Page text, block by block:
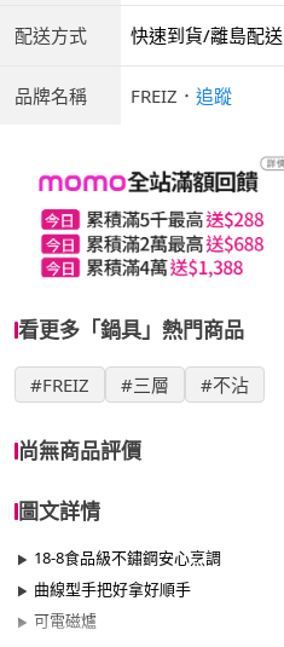
配送方式 快速到貨/離島配送
品牌名稱 FREIZ ． 追蹤
看更多「鍋具」熱門商品
#FREIZ #三層 #不沾
尚無商品評價
圖文詳情
18-8食品級不鏽鋼安心烹調
曲線型手把好拿好順手
可電磁爐